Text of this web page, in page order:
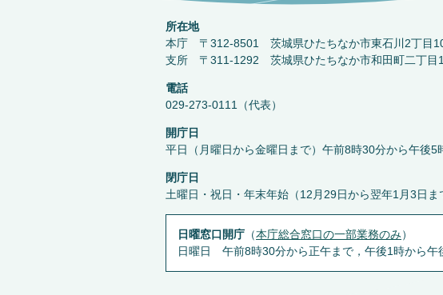
所在地
本庁 〒312-8501 茨城県ひたちなか市東石川2丁目
支所 〒311-1292 茨城県ひたちなか市和田町二丁目
電話
029-273-0111（代表）
開庁日
平日（月曜日から金曜日まで）午前8時30分から午後5
閉庁日
土曜日・祝日・年末年始（12月29日から翌年1月3日ま
日曜窓口開庁 （本庁総合窓口の一部業務のみ）
日曜日 午前8時30分から正午まで，午後1時から午